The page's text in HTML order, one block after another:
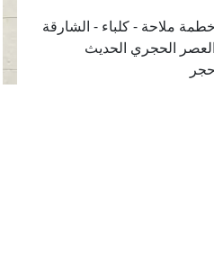
خطمة ملاحة - كلباء - الشارقة
العصر الحجري الحديث
حجر